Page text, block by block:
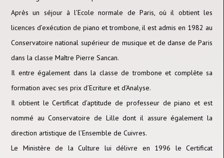
Après un séjour à l’Ecole normale de Paris, où il obtient les
licences d’exécution de piano et trombone, il est admis en 1982 au
Conservatoire national supérieur de musique et de danse de Paris
dans la classe Maître Pierre Sancan.
Il entre également dans la classe de trombone et complète sa
formation avec ses prix d’Ecriture et d’Analyse.
Il obtient le Certificat d’aptitude de professeur de piano et est
nommé au Conservatoire de Lille dont il assure également la
direction artistique de l’Ensemble de Cuivres.
Le Ministère de la Culture lui délivre en 1996 le Certificat